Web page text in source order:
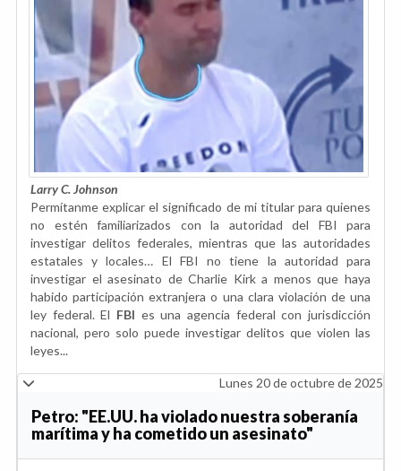
Larry C. Johnson
Permítanme explicar el significado de mi titular para quienes
no estén familiarizados con la autoridad del FBI para
investigar delitos federales, mientras que las autoridades
estatales y locales… El FBI no tiene la autoridad para
investigar el asesinato de Charlie Kirk a menos que haya
habido participación extranjera o una clara violación de una
ley federal. El FBI es una agencia federal con jurisdicción
nacional, pero solo puede investigar delitos que violen las
leyes...
Lunes 20 de octubre de 2025
Petro: "EE.UU. ha violado nuestra soberanía
marítima y ha cometido un asesinato"